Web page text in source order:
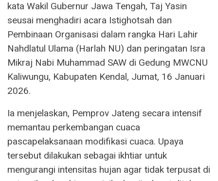
kata Wakil Gubernur Jawa Tengah, Taj Yasin
seusai menghadiri acara Istighotsah dan
Pembinaan Organisasi dalam rangka Hari Lahir
Nahdlatul Ulama (Harlah NU) dan peringatan Isra
Mikraj Nabi Muhammad SAW di Gedung MWCNU
Kaliwungu, Kabupaten Kendal, Jumat, 16 Januari
2026.
Ia menjelaskan, Pemprov Jateng secara intensif
memantau perkembangan cuaca
pascapelaksanaan modifikasi cuaca. Upaya
tersebut dilakukan sebagai ikhtiar untuk
mengurangi intensitas hujan agar tidak terpusat di